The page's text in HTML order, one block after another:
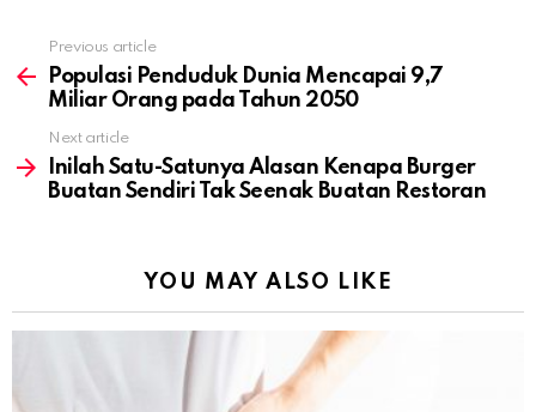
more
Previous article
Populasi Penduduk Dunia Mencapai 9,7
Miliar Orang pada Tahun 2050
Next article
Inilah Satu-Satunya Alasan Kenapa Burger
Buatan Sendiri Tak Seenak Buatan Restoran
YOU MAY ALSO LIKE